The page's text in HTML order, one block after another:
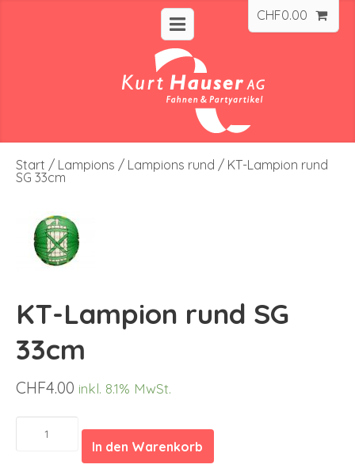
CHF0.00
Start / Lampions / Lampions rund / KT-Lampion rund
SG 33cm
KT-Lampion rund SG
33cm
CHF4.00 inkl. 8.1% MwSt.
KT-
Lampion
rund
In den Warenkorb